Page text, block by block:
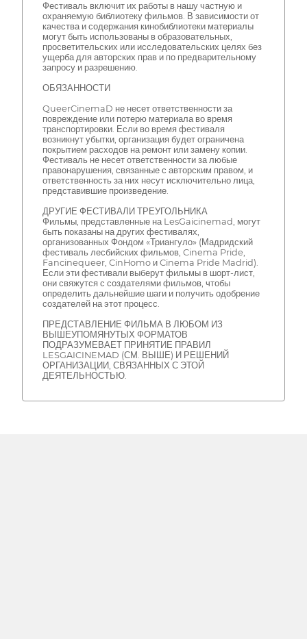
Фестиваль включит их работы в нашу частную и
охраняемую библиотеку фильмов. В зависимости от
качества и содержания кинобиблиотеки материалы
могут быть использованы в образовательных,
просветительских или исследовательских целях без
ущерба для авторских прав и по предварительному
запросу и разрешению.
ОБЯЗАННОСТИ
QueerCinemaD не несет ответственности за
повреждение или потерю материала во время
транспортировки. Если во время фестиваля
возникнут убытки, организация будет ограничена
покрытием расходов на ремонт или замену копии.
Фестиваль не несет ответственности за любые
правонарушения, связанные с авторским правом, и
ответственность за них несут исключительно лица,
представившие произведение.
ДРУГИЕ ФЕСТИВАЛИ ТРЕУГОЛЬНИКА
Фильмы, представленные на LesGaicinemad, могут
быть показаны на других фестивалях,
организованных Фондом «Триангуло» (Мадридский
фестиваль лесбийских фильмов, Cinema Pride,
Fancinequeer, CinHomo и Cinema Pride Madrid).
Если эти фестивали выберут фильмы в шорт-лист,
они свяжутся с создателями фильмов, чтобы
определить дальнейшие шаги и получить одобрение
создателей на этот процесс.
ПРЕДСТАВЛЕНИЕ ФИЛЬМА В ЛЮБОМ ИЗ
ВЫШЕУПОМЯНУТЫХ ФОРМАТОВ
ПОДРАЗУМЕВАЕТ ПРИНЯТИЕ ПРАВИЛ
LESGAICINEMAD (СМ. ВЫШЕ) И РЕШЕНИЙ
ОРГАНИЗАЦИИ, СВЯЗАННЫХ С ЭТОЙ
ДЕЯТЕЛЬНОСТЬЮ.